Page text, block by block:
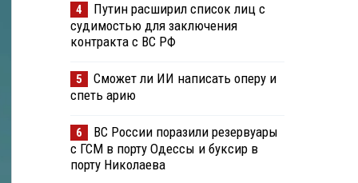
4
Путин расширил список лиц с
судимостью для заключения
контракта с ВС РФ
5
Сможет ли ИИ написать оперу и
спеть арию
6
ВС России поразили резервуары
с ГСМ в порту Одессы и буксир в
порту Николаева